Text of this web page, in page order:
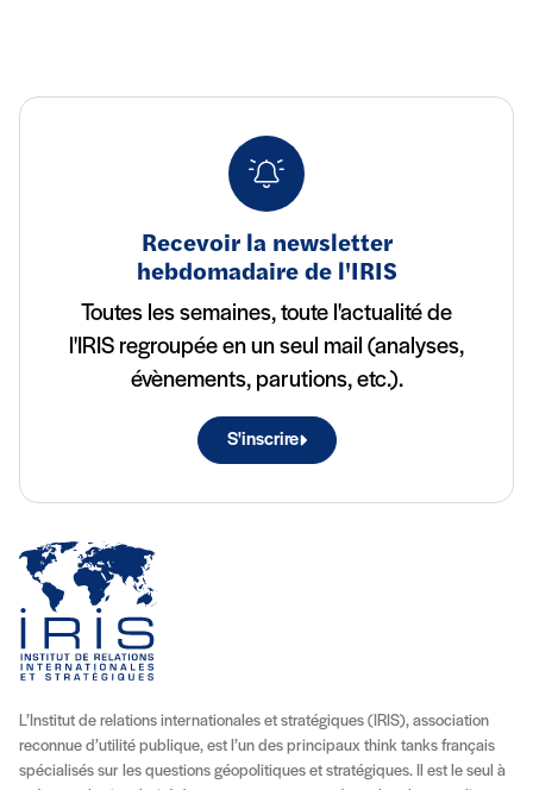
Recevoir la newsletter
hebdomadaire de l'IRIS
Toutes les semaines, toute l'actualité de
l'IRIS regroupée en un seul mail (analyses,
évènements, parutions, etc.).
S'inscrire
L’Institut de relations internationales et stratégiques (IRIS), association
reconnue d’utilité publique, est l’un des principaux think tanks français
spécialisés sur les questions géopolitiques et stratégiques. Il est le seul à